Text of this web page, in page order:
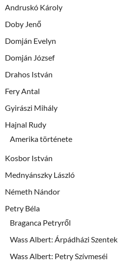
Andruskó Károly
Doby Jenő
Domján Evelyn
Domján József
Drahos István
Fery Antal
Gyirászi Mihály
Hajnal Rudy
Amerika története
Kosbor István
Mednyánszky László
Németh Nándor
Petry Béla
Braganca Petryről
Wass Albert: Árpádházi Szentek
Wass Albert: Petry Szívmeséi